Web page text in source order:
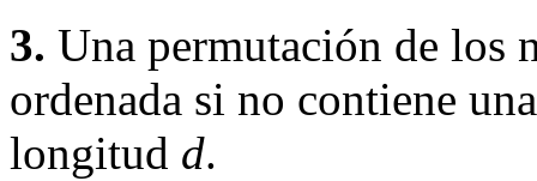
3. Una permutación de los
ordenada si no contiene
longitud d.